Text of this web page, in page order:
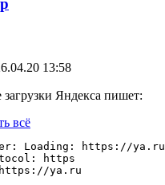
13:58
Яндекса пишет:
всё
Loading: https://ya.ru
https
ya.ru